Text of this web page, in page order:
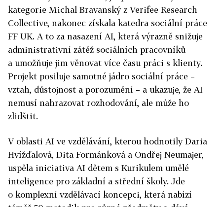
kategorie Michal Bravanský z Verifee Research
Collective, nakonec získala katedra sociální práce
FF UK. A to za nasazení AI, která výrazně snižuje
administrativní zátěž sociálních pracovníků
a umožňuje jim věnovat více času práci s klienty.
Projekt posiluje samotné jádro sociální práce –
vztah, důstojnost a porozumění – a ukazuje, že AI
nemusí nahrazovat rozhodování, ale může ho
zlidštit.
V oblasti AI ve vzdělávání, kterou hodnotily Daria
Hvížďalová, Dita Formánková a Ondřej Neumajer,
uspěla iniciativa AI dětem s Kurikulem umělé
inteligence pro základní a střední školy. Jde
o komplexní vzdělávací koncepci, která nabízí